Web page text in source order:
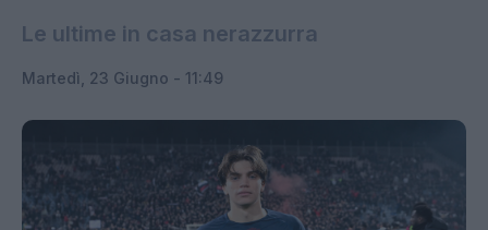
Le ultime in casa nerazzurra
Martedì, 23 Giugno - 11:49